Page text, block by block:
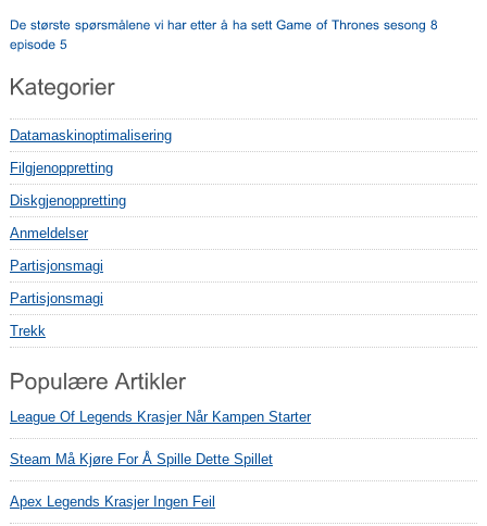
Datamaskinoptimalisering
Filgjenoppretting
Diskgjenoppretting
Anmeldelser
Partisjonsmagi
Partisjonsmagi
Trekk
League Of Legends Krasjer Når Kampen Starter
Steam Må Kjøre For Å Spille Dette Spillet
Apex Legends Krasjer Ingen Feil